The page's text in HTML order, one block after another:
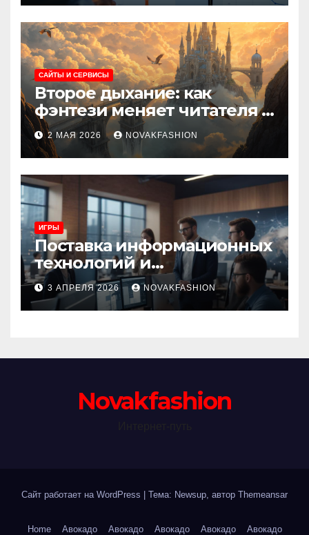
касания
САЙТЫ И СЕРВИСЫ
Второе дыхание: как
фэнтези меняет читателя и
культуру
2 МАЯ 2026 NOVAKFASHION
ИГРЫ
Поставка информационных
технологий и
инновационные решения
3 АПРЕЛЯ 2026 NOVAKFASHION
Novakfashion
Сайт работает на WordPress Тема: Newsup, автор Themeansar
Home Авокадо Авокадо Авокадо Авокадо Авокадо